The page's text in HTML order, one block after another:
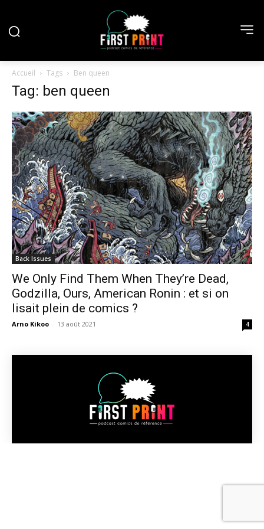
Accueil Tags Ben queen
Tag: ben queen
Back Issues
We Only Find Them When They’re Dead,
Godzilla, Ours, American Ronin : et si on
lisait plein de comics ?
Arno Kikoo - 13 août 2021 4